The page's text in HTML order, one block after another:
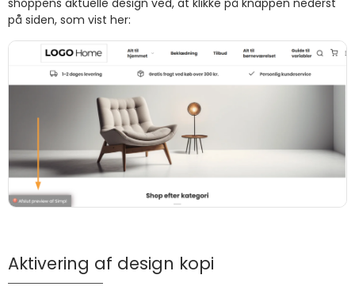
på siden, som vist her:
Aktivering af design kopi